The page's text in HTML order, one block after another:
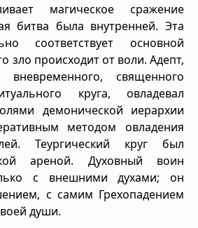
магическое сражение
битва была внутренней. Эта
соответствует основной
зло происходит от воли. Адепт,
священного
круга, овладевал
демонической иерархии
методом овладения
Теургический круг был
ареной. Духовный воин
с внешними духами; он
с самим Грехопадением
души.